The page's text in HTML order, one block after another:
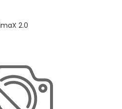
2.0